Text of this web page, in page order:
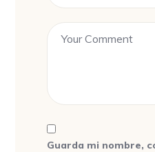
Guarda mi nombre,